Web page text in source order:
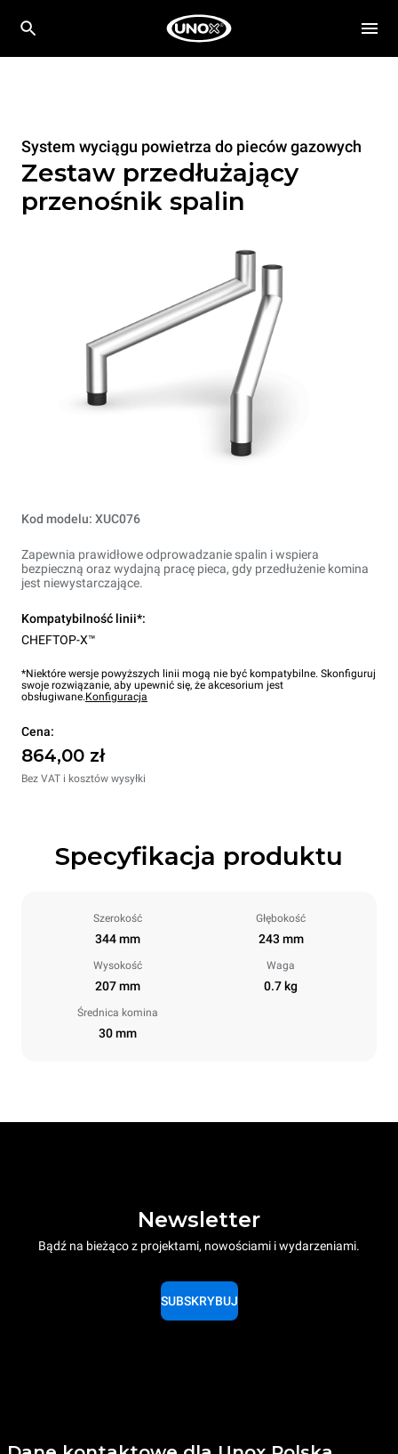
System wyciągu powietrza do pieców gazowych
Zestaw przedłużający
przenośnik spalin
Kod modelu: XUC076
Zapewnia prawidłowe odprowadzanie spalin i wspiera
bezpieczną oraz wydajną pracę pieca, gdy przedłużenie komina
jest niewystarczające.
Kompatybilność linii*:
CHEFTOP-X™
*Niektóre wersje powyższych linii mogą nie być kompatybilne. Skonfiguruj
swoje rozwiązanie, aby upewnić się, że akcesorium jest
obsługiwane.Konfiguracja
Cena:
864,00 zł
Bez VAT i kosztów wysyłki
Specyfikacja produktu
Szerokość
344 mm
Głębokość
243 mm
Wysokość
207 mm
Waga
0.7 kg
Średnica komina
30 mm
Newsletter
Bądź na bieżąco z projektami, nowościami i wydarzeniami.
SUBSKRYBUJ